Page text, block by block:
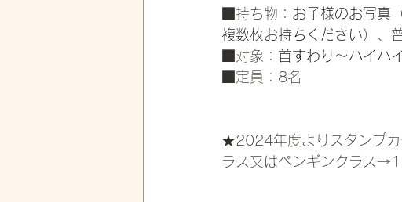
■持ち物： お子様のお写真
複数枚お持ちください）、
■対象： 首すわり〜ハイハ
■定員：8名
★2024年度よりスタンプカ
ラス又はペンギンクラス